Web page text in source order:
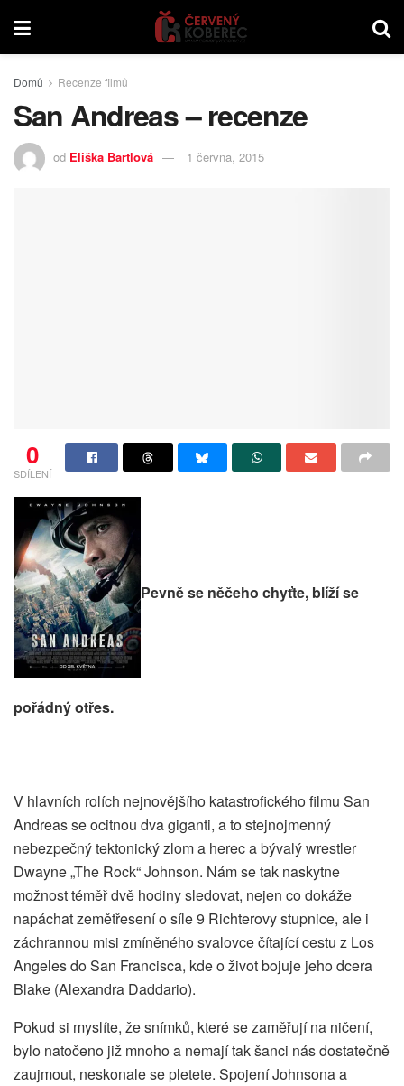
Domů Recenze filmů
San Andreas – recenze
od Eliška Bartlová 1 června, 2015
0
SDÍLENÍ
Pevně se něčeho chyťte, blíží se
pořádný otřes.
V hlavních rolích nejnovějšího katastrofického filmu San
Andreas se ocitnou dva giganti, a to stejnojmenný
nebezpečný tektonický zlom a herec a bývalý wrestler
Dwayne „The Rock“ Johnson. Nám se tak naskytne
možnost téměř dvě hodiny sledovat, nejen co dokáže
napáchat zemětřesení o síle 9 Richterovy stupnice, ale i
záchrannou misi zmíněného svalovce čítající cestu z Los
Angeles do San Francisca, kde o život bojuje jeho dcera
Blake (Alexandra Daddario).
Pokud si myslíte, že snímků, které se zaměřují na ničení,
bylo natočeno již mnoho a nemají tak šanci nás dostatečně
zaujmout, neskonale se pletete. Spojení Johnsona a